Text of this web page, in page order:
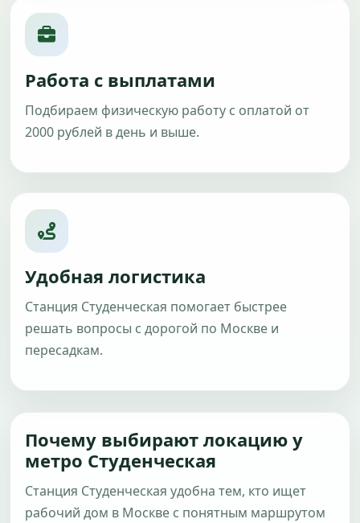
Работа с выплатами
Подбираем физическую работу с оплатой от
2000 рублей в день и выше.
Удобная логистика
Станция Студенческая помогает быстрее
решать вопросы с дорогой по Москве и
пересадкам.
Почему выбирают локацию у
метро Студенческая
Станция Студенческая удобна тем, кто ищет
рабочий дом в Москве с понятным маршрутом